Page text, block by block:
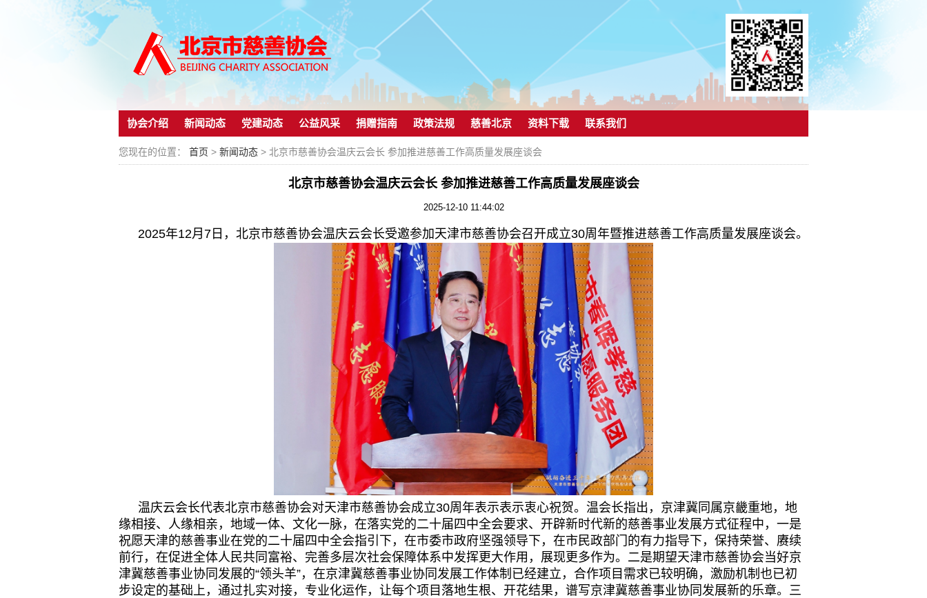
协会介绍 新闻动态 党建动态 公益风采 捐赠指南 政策法规 慈善北京 资料下载 联系我们
您现在的位置： 首页 > 新闻动态 > 北京市慈善协会温庆云会长 参加推进慈善工作高质量发展座谈会
北京市慈善协会温庆云会长 参加推进慈善工作高质量发展座谈会
2025-12-10 11:44:02
2025年12月7日，北京市慈善协会温庆云会长受邀参加天津市慈善协会召开成立30周年暨推进慈善工作高质量发展座谈会。
温庆云会长代表北京市慈善协会对天津市慈善协会成立30周年表示表示衷心祝贺。温会长指出，京津冀同属京畿重地，地
缘相接、人缘相亲，地域一体、文化一脉，在落实党的二十届四中全会要求、开辟新时代新的慈善事业发展方式征程中，一是
祝愿天津的慈善事业在党的二十届四中全会指引下，在市委市政府坚强领导下，在市民政部门的有力指导下，保持荣誉、赓续
前行，在促进全体人民共同富裕、完善多层次社会保障体系中发挥更大作用，展现更多作为。二是期望天津市慈善协会当好京
津冀慈善事业协同发展的“领头羊”，在京津冀慈善事业协同发展工作体制已经建立，合作项目需求已较明确，激励机制也已初
步设定的基础上，通过扎实对接，专业化运作，让每个项目落地生根、开花结果，谱写京津冀慈善事业协同发展新的乐章。三